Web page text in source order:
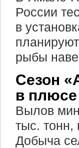
России
в
рыбы
Сезон
в плюсе
Вылов
тыс. тонн,
Добыча